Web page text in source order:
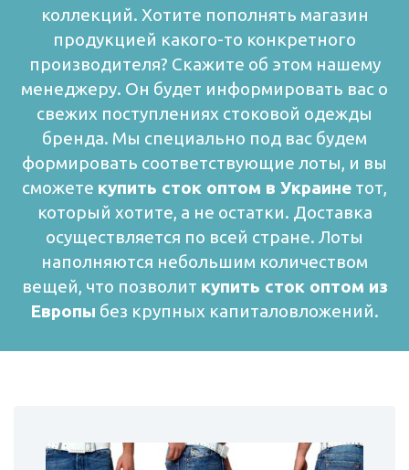
коллекций. Хотите пополнять магазин
продукцией какого-то конкретного
производителя? Скажите об этом нашему
менеджеру. Он будет информировать вас о
свежих поступлениях стоковой одежды
бренда. Мы специально под вас будем
формировать соответствующие лоты, и вы
сможете купить сток оптом в Украине тот,
который хотите, а не остатки. Доставка
осуществляется по всей стране. Лоты
наполняются небольшим количеством
вещей, что позволит купить сток оптом из
Европы без крупных капиталовложений.